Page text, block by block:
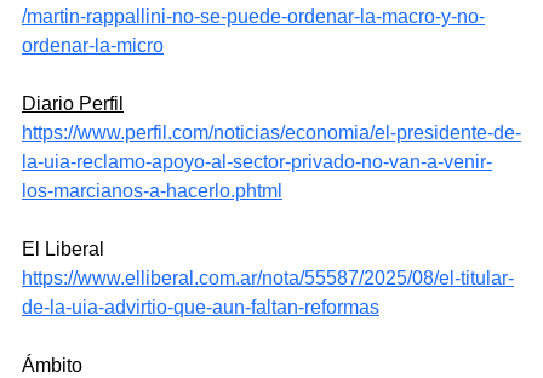
/martin-rappallini-no-se-puede-ordenar-la-macro-y-no-
ordenar-la-micro
Diario Perfil
https://www.perfil.com/noticias/economia/el-presidente-de-
la-uia-reclamo-apoyo-al-sector-privado-no-van-a-venir-
los-marcianos-a-hacerlo.phtml
El Liberal
https://www.elliberal.com.ar/nota/55587/2025/08/el-titular-
de-la-uia-advirtio-que-aun-faltan-reformas
Ámbito